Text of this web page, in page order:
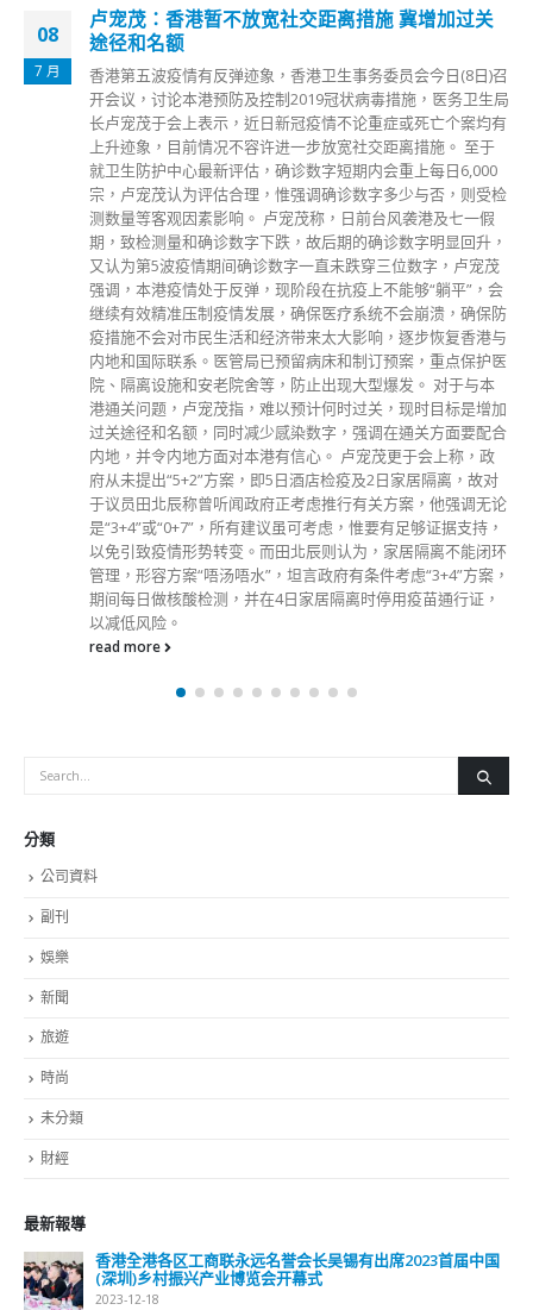
08
7 月
卢宠茂：香港暂不放宽社交距离措施 冀增加过关
途径和名额
香港第五波疫情有反弹迹象，香港卫生事务委员会今日(8日)召
开会议，讨论本港预防及控制2019冠状病毒措施，医务卫生局
长卢宠茂于会上表示，近日新冠疫情不论重症或死亡个案均有
上升迹象，目前情况不容许进一步放宽社交距离措施。 至于
就卫生防护中心最新评估，确诊数字短期内会重上每日6,000
宗，卢宠茂认为评估合理，惟强调确诊数字多少与否，则受检
测数量等客观因素影响。 卢宠茂称，日前台风袭港及七一假
期，致检测量和确诊数字下跌，故后期的确诊数字明显回升，
又认为第5波疫情期间确诊数字一直未跌穿三位数字，卢宠茂
强调，本港疫情处于反弹，现阶段在抗疫上不能够“躺平”，会
继续有效精准压制疫情发展，确保医疗系统不会崩溃，确保防
疫措施不会对市民生活和经济带来太大影响，逐步恢复香港与
内地和国际联系。医管局已预留病床和制订预案，重点保护医
院、隔离设施和安老院舍等，防止出现大型爆发。 对于与本
港通关问题，卢宠茂指，难以预计何时过关，现时目标是增加
过关途径和名额，同时减少感染数字，强调在通关方面要配合
内地，并令内地方面对本港有信心。 卢宠茂更于会上称，政
府从未提出“5+2”方案，即5日酒店检疫及2日家居隔离，故对
于议员田北辰称曾听闻政府正考虑推行有关方案，他强调无论
是“3+4”或“0+7”，所有建议虽可考虑，惟要有足够证据支持，
以免引致疫情形势转变。而田北辰则认为，家居隔离不能闭环
管理，形容方案“唔汤唔水”，坦言政府有条件考虑“3+4”方案，
期间每日做核酸检测，并在4日家居隔离时停用疫苗通行证，
以减低风险。
read more
分類
公司資料
副刊
娛樂
新聞
旅遊
時尚
未分類
財經
最新報導
香港全港各区工商联永远名誉会长吴锡有出席2023首届中国
(深圳)乡村振兴产业博览会开幕式
2023-12-18